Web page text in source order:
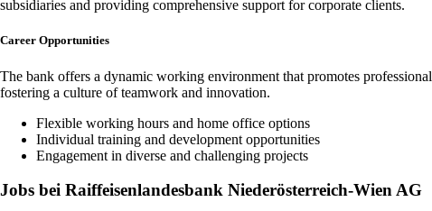
subsidiaries and providing comprehensive support for corporate clients.
Career Opportunities
The bank offers a dynamic working environment that promotes
fostering a culture of teamwork and innovation.
Flexible working hours and home office options
Individual training and development opportunities
Engagement in diverse and challenging projects
Jobs bei Raiffeisenlandesbank Niederösterreich-Wien AG